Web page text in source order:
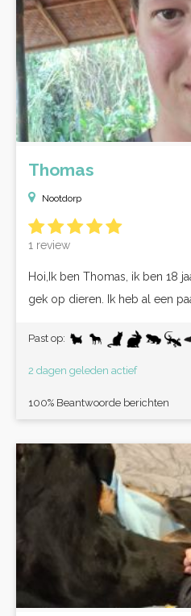
Thomas
Nootdorp
1 review
Hoi,Ik ben Thomas, ik ben 18
gek op dieren. Ik heb al een
Past op:
2 dagen geleden actief
100% Beantwoorde berichten